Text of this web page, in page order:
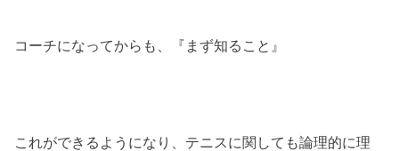
コーチになってからも、『まず知ること』
これができるようになり、テニスに関しても論理的に理